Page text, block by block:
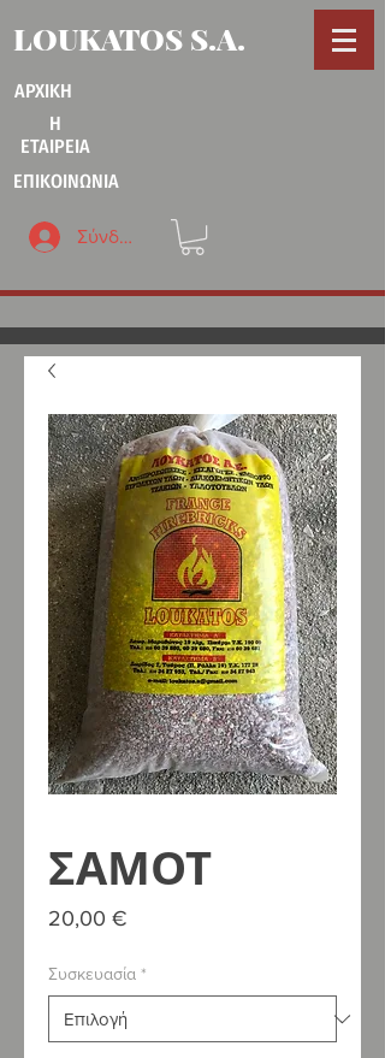
LOUKATOS S.A.
ΑΡΧΙΚΗ
Η
ΕΤΑΙΡΕΙΑ
ΕΠΙΚΟΙΝΩΝΙΑ
Σύνδεση
ΣΑΜΟΤ
20,00 €
Συσκευασία *